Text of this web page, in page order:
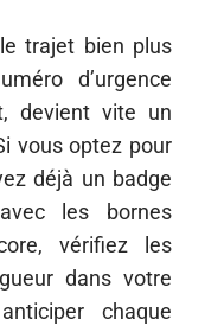
trajet bien plus
d’urgence
devient vite un
vous optez pour
déjà un badge
les bornes
vérifiez les
dans votre
chaque